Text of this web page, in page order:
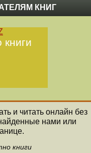
КНИГ
и читать онлайн без
нами или
книги